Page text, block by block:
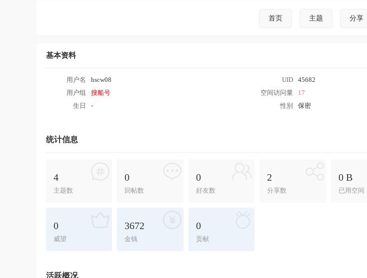
首页 主题 分享
基本资料
用户名 hscw08 UID
45682
用户组
搜船号 空间访问量
17
生日
- 性别 保密
统计信息
4
主题数
0
回帖数
0
好友数
2
分享数
0 B
已用空间
0
威望
3672
金钱
0
贡献
活跃概况